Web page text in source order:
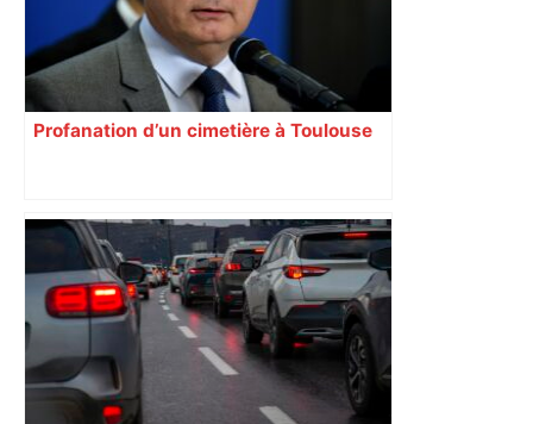
Profanation d’un cimetière à Toulouse